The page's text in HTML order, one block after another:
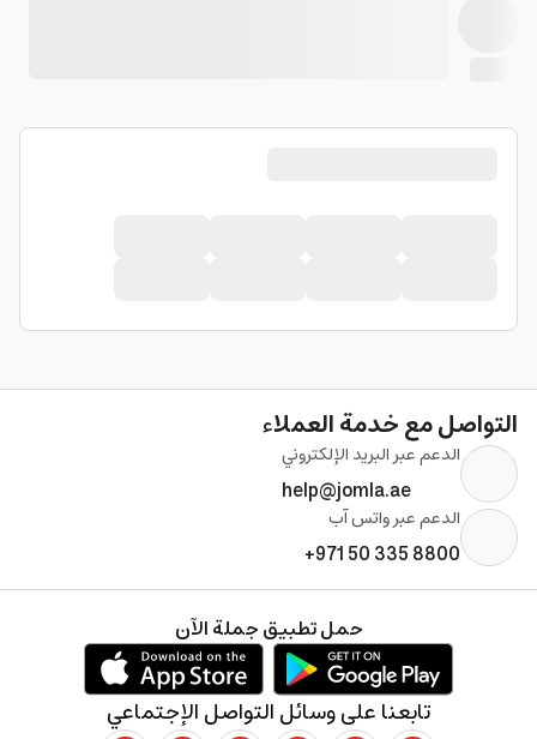
التواصل مع خدمة العملاء
الدعم عبر البريد الإلكتروني
help@jomla.ae
الدعم عبر واتس آب
+971 50 335 8800
تابعنا على وسائل التواصل الإجتماعي
حمل تطبيق جملة الآن